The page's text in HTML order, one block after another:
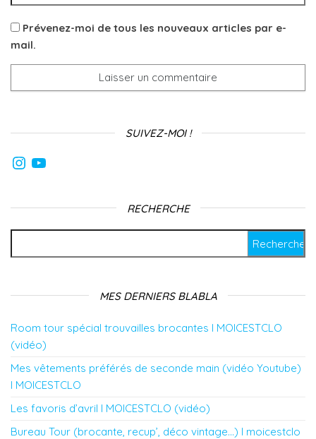
Prévenez-moi de tous les nouveaux articles par e-
mail.
SUIVEZ-MOI !
Instagram
YouTube
RECHERCHE
MES DERNIERS BLABLA
Room tour spécial trouvailles brocantes l MOICESTCLO
(vidéo)
Mes vêtements préférés de seconde main (vidéo Youtube)
l MOICESTCLO
Les favoris d’avril l MOICESTCLO (vidéo)
Bureau Tour (brocante, recup’, déco vintage…) l moicestclo